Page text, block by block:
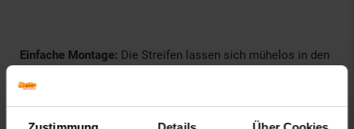
Einfache Montage: Die Streifen lassen sich mühelos in den
unsere Omega-Clips, welche optional dazu bestellt werden
können.